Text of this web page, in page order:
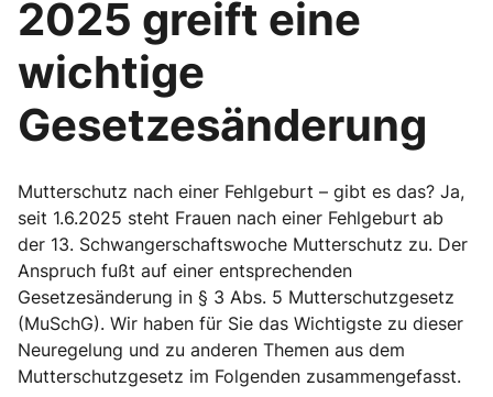
2025 greift eine
wichtige
Gesetzesänderung
Mutterschutz nach einer Fehlgeburt – gibt es das? Ja,
seit 1.6.2025 steht Frauen nach einer Fehlgeburt ab
der 13. Schwangerschaftswoche Mutterschutz zu. Der
Anspruch fußt auf einer entsprechenden
Gesetzesänderung in § 3 Abs. 5 Mutterschutzgesetz
(MuSchG). Wir haben für Sie das Wichtigste zu dieser
Neuregelung und zu anderen Themen aus dem
Mutterschutzgesetz im Folgenden zusammengefasst.